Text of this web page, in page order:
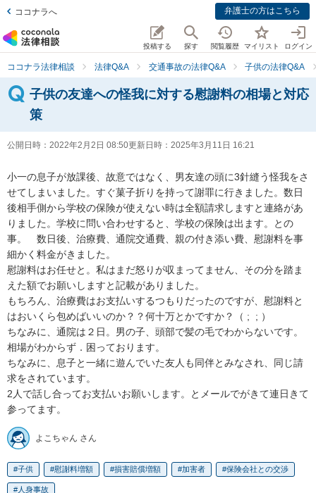
ココナラへ 弁護士の方はこちら
投稿する 探す 閲覧履歴 マイリスト ログイン
ココナラ法律相談 法律Q&A 交通事故の法律Q&A 子供の法律Q&A
子供の友達への怪我に対する慰謝料の相場と対応
策
公開日時： 2022年2月2日 08:50更新日時： 2025年3月11日 16:21
小一の息子が放課後、故意ではなく、男友達の頭に3針縫う怪我をさ
せてしまいました。すぐ菓子折りを持って謝罪に行きました。数日
後相手側から学校の保険が使えない時は全額請求しますと連絡があ
りました。学校に問い合わせすると、学校の保険は出ます。との
事。　数日後、治療費、通院交通費、親の付き添い費、慰謝料を事
細かく料金がきました。
慰謝料はお任せと。私はまだ怒りが収まってません、その分を踏ま
えた額でお願いしますと記載がありました。
もちろん、治療費はお支払いするつもりだったのですが、慰謝料と
はおいくら包めばいいのか？？何十万とかですか？（ ;  ; ）
ちなみに、通院は２日。男の子、頭部で髪の毛でわからないです。
相場がわからず．困っております。
ちなみに、息子と一緒に遊んでいた友人も同伴とみなされ、同じ請
求をされています。
2人で話し合ってお支払いお願いします。とメールでがきて連日きて
参ってます。
よこちゃん さん
子供 慰謝料増額 損害賠償増額 加害者 保険会社との交渉
人身事故